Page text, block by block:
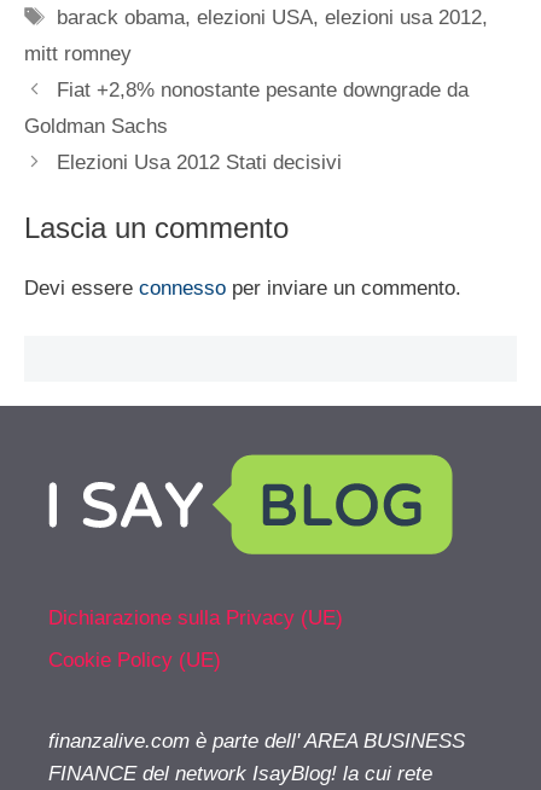
Tag
barack obama,elezioni USA,elezioni usa 2012,
mitt romney
Fiat +2,8% nonostante pesante downgrade da
Goldman Sachs
Elezioni Usa 2012 Stati decisivi
Lascia un commento
Devi essere connesso per inviare un commento.
Dichiarazione sulla Privacy (UE)
Cookie Policy (UE)
finanzalive.com è parte dell' AREA BUSINESS
FINANCE del network IsayBlog! la cui rete